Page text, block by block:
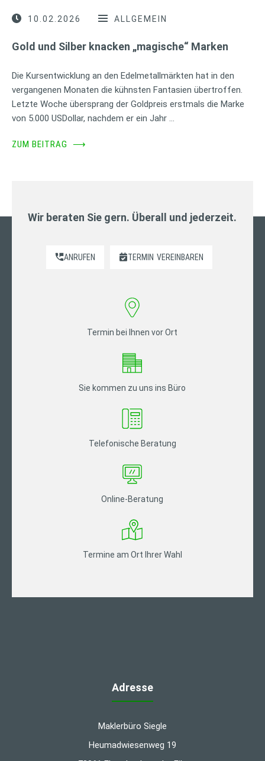
10.02.2026 ALLGEMEIN
Gold und Silber knacken „magische“ Marken
Die Kursentwicklung an den Edelmetallmärkten hat in den
vergangenen Monaten die kühnsten Fantasien übertroffen.
Letzte Woche übersprang der Goldpreis erstmals die Marke
von 5.000 USDollar, nachdem er ein Jahr …
ZUM BEITRAG ⟶
Wir beraten Sie gern. Überall und jederzeit.
ANRUFEN TERMIN VEREINBAREN
Termin bei Ihnen vor Ort
Sie kommen zu uns ins Büro
Telefonische Beratung
Online-Beratung
Termine am Ort Ihrer Wahl
Adresse
Maklerbüro Siegle
Heumadwiesenweg 19